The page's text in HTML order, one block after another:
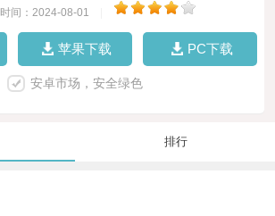
时间：2024-08-01
苹果下载 PC下载
安卓市场，安全绿色
排行